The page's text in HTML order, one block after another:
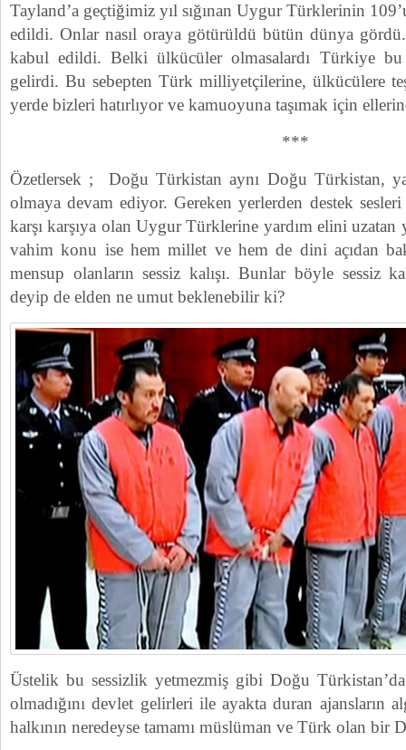
Tayland’a geçtiğimiz yıl sığınan Uygur Türklerinin
edildi. Onlar nasıl oraya götürüldü bütün dünya
kabul edildi. Belki ülkücüler olmasalardı Türkiye bu
gelirdi. Bu sebepten Türk milliyetçilerine, ülkücülere
yerde bizleri hatırlıyor ve kamuoyuna taşımak için
***
Özetlersek ; Doğu Türkistan aynı Doğu Türkistan,
olmaya devam ediyor. Gereken yerlerden destek
karşı karşıya olan Uygur Türklerine yardım elini uzatan
vahim konu ise hem millet ve hem de dini açıdan
mensup olanların sessiz kalışı. Bunlar böyle sessiz
deyip de elden ne umut beklenebilir ki?
Üstelik bu sessizlik yetmezmiş gibi Doğu
olmadığını devlet gelirleri ile ayakta duran ajansların
halkının neredeyse tamamı müslüman ve Türk olan bir